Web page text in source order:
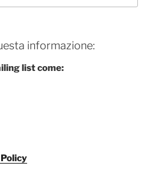
informazione:
list come: